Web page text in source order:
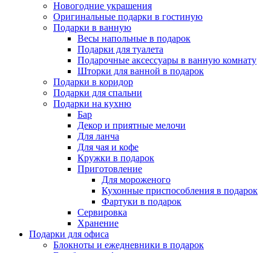
Новогодние украшения
Оригинальные подарки в гостиную
Подарки в ванную
Весы напольные в подарок
Подарки для туалета
Подарочные аксессуары в ванную комнату
Шторки для ванной в подарок
Подарки в коридор
Подарки для спальни
Подарки на кухню
Бар
Декор и приятные мелочи
Для ланча
Для чая и кофе
Кружки в подарок
Приготовление
Для мороженого
Кухонные приспособления в подарок
Фартуки в подарок
Сервировка
Хранение
Подарки для офиса
Блокноты и ежедневники в подарок